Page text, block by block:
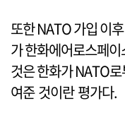
또한 NATO 가입 이
가 한화에어로스페
것은 한화가 NATO
여준 것이란 평가다.